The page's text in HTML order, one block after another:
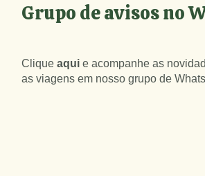
Grupo de avisos no
Cliqueaqui e acompanhe as
as viagens em nosso grupo de